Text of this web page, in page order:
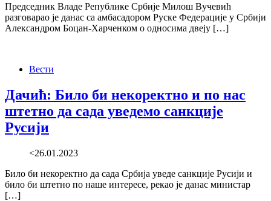
Председник Владе Републике Србије Милош Вучевић
разговарао је данас са амбасадором Руске Федерације у Србији
Александром Боцан-Харченком о односима двеју […]
Вести
Дачић: Било би некоректно и по нас
штетно да сада уведемо санкције
Русији
<26.01.2023
Било би некоректно да сада Србија уведе санкције Русији и
било би штетно по наше интересе, рекао је данас министар
[…]